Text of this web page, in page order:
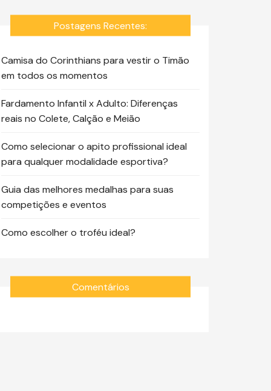
Postagens Recentes:
Camisa do Corinthians para vestir o Timão
em todos os momentos
Fardamento Infantil x Adulto: Diferenças
reais no Colete, Calção e Meião
Como selecionar o apito profissional ideal
para qualquer modalidade esportiva?
Guia das melhores medalhas para suas
competições e eventos
Como escolher o troféu ideal?
Comentários